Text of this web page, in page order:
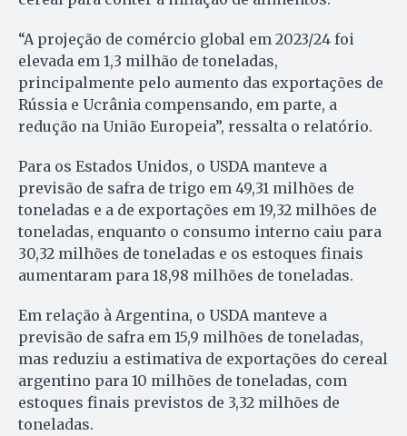
“A projeção de comércio global em 2023/24 foi
elevada em 1,3 milhão de toneladas,
principalmente pelo aumento das exportações de
Rússia e Ucrânia compensando, em parte, a
redução na União Europeia”, ressalta o relatório.
Para os Estados Unidos, o USDA manteve a
previsão de safra de trigo em 49,31 milhões de
toneladas e a de exportações em 19,32 milhões de
toneladas, enquanto o consumo interno caiu para
30,32 milhões de toneladas e os estoques finais
aumentaram para 18,98 milhões de toneladas.
Em relação à Argentina, o USDA manteve a
previsão de safra em 15,9 milhões de toneladas,
mas reduziu a estimativa de exportações do cereal
argentino para 10 milhões de toneladas, com
estoques finais previstos de 3,32 milhões de
toneladas.